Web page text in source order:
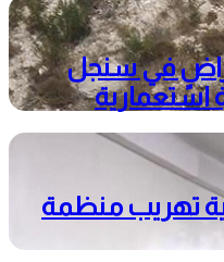
أراضٍ في سنجل
استعمارية
تهريب منظمة